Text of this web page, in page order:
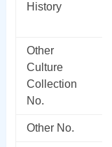
History
Other
Culture
Collection
No.
Other No.